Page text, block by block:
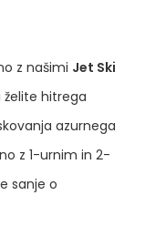
z našimi Jet Ski
želite hitrega
azurnega
z 1-urnim in 2-
sanje o